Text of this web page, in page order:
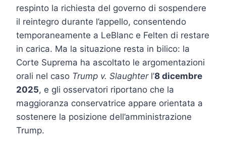
respinto la richiesta del governo di sospendere
il reintegro durante l’appello, consentendo
temporaneamente a LeBlanc e Felten di restare
in carica. Ma la situazione resta in bilico: la
Corte Suprema ha ascoltato le argomentazioni
orali nel caso Trump v. Slaughterl’8 dicembre
2025, e gli osservatori riportano che la
maggioranza conservatrice appare orientata a
sostenere la posizione dell’amministrazione
Trump.